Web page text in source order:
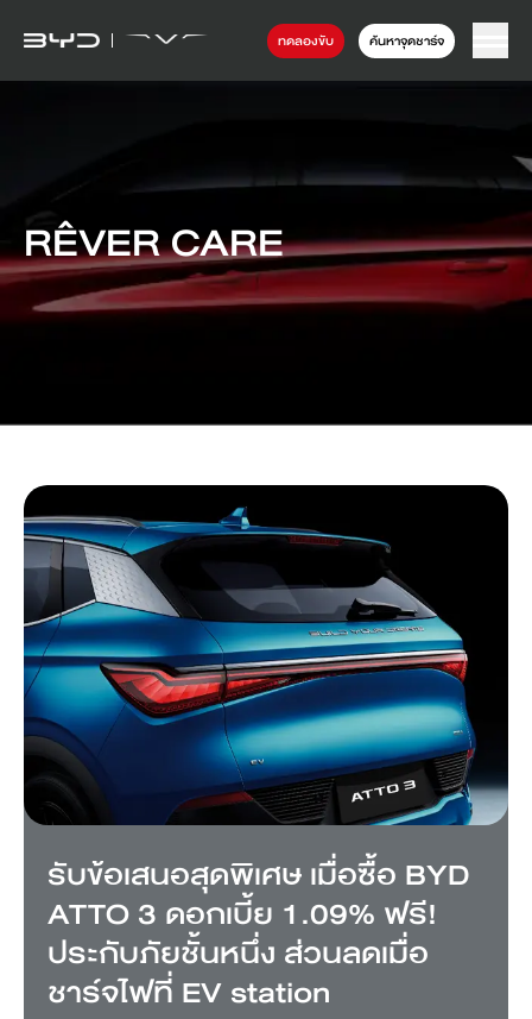
ทดลองขับ ค้นหาจุดชาร์จ
RÊVER CARE
รับข้อเสนอสุดพิเศษ เมื่อซื้อ BYD
ATTO 3 ดอกเบี้ย 1.09% ฟรี!
ประกับภัยชั้นหนึ่ง ส่วนลดเมื่อ
ชาร์จไฟที่ EV station